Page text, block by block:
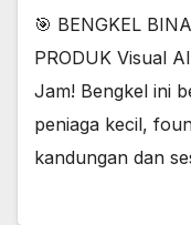
🎯 BENGKEL
PRODUK Visual
Jam! Bengkel ini
peniaga kecil,
kandungan dan